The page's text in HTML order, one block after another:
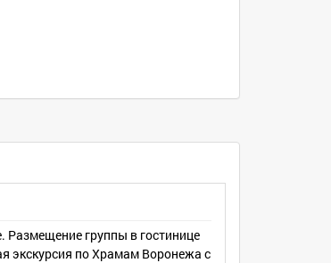
группы в гостинице
экскурсия по Храмам Воронежа с